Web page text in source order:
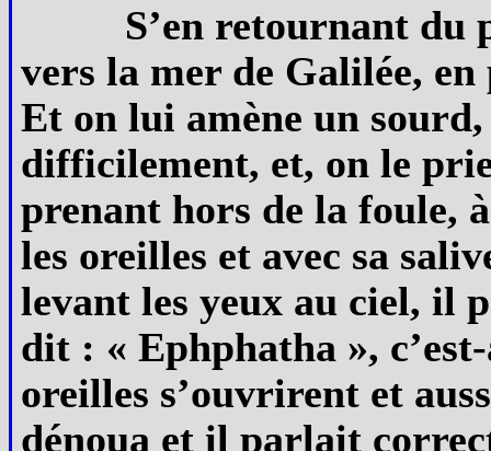
S’en retournant du
vers la mer de Galilée,
Et on lui amène un
difficilement, et, on le
prenant hors de la foule,
les oreilles et avec sa
levant les yeux au ciel, il
dit : « Ephphatha »,
oreilles s’ouvrirent et
dénoua et il parlait